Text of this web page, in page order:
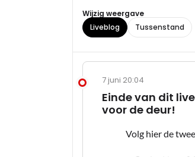
Wijzig weergave
Liveblog
Tussenstand
7 juni 20:04
Einde van dit
voor de deur!
Volg hier de